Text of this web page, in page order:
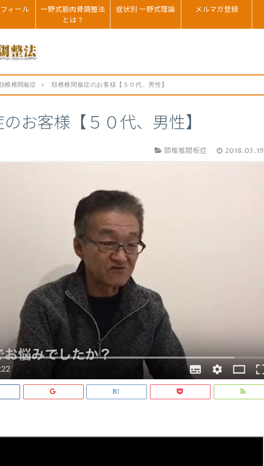
ィール
一野式筋肉骨調整法
とは？
症状別 一野式理論 メルマガ登録
椎椎間板症 頚椎椎間板症のお客様【５０代、男性】
お客様【５０代、男性】
頚椎椎間板症 2018.03.19